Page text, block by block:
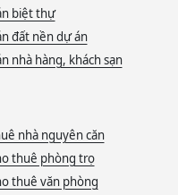
biệt thự
đất nền dự án
nhà hàng, khách sạn
nhà nguyên căn
thuê phòng trọ
thuê văn phòng